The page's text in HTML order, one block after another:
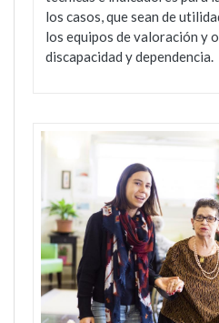
los casos, que sean de
los equipos de valoración y
discapacidad y dependencia.